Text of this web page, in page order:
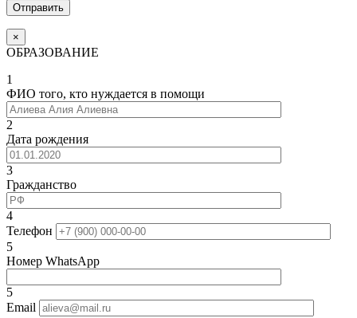
×
ОБРАЗОВАНИЕ
1
ФИО того, кто нуждается в помощи
2
Дата рождения
3
Гражданство
4
Телефон
5
Номер WhatsApp
5
Email